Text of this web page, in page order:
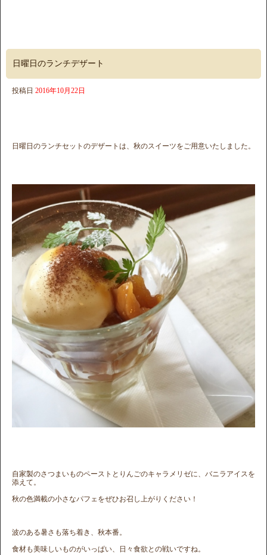
日曜日のランチデザート
投稿日 2016年10月22日
日曜日のランチセットのデザートは、秋のスイーツをご用意いたしました。
自家製のさつまいものペーストとりんごのキャラメリゼに、バニラアイスを
添えて。
秋の色満載の小さなパフェをぜひお召し上がりください！
波のある暑さも落ち着き、秋本番。
食材も美味しいものがいっぱい、日々食欲との戦いですね。